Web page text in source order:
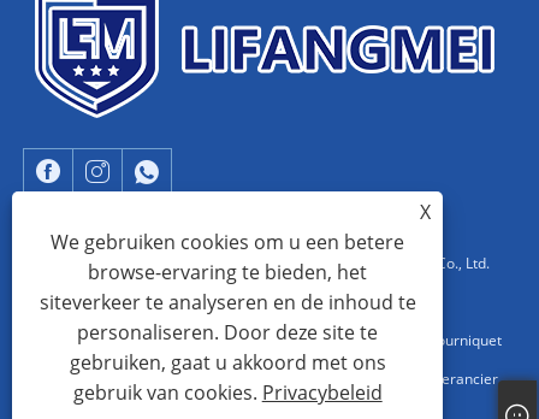
Copyright © 2023 Dongguan Lifangmei Electronic Technology Co., Ltd.
Alle rechten voorbehouden.
China EAS-systeemfabrikant, EAS AM-systeem, draaibarrièretourniquet
fabriek, EAS aluminium AM-systeem, China EAS RF-systeemleverancier
X
We gebruiken cookies om u een betere
browse-ervaring te bieden, het
siteverkeer te analyseren en de inhoud te
personaliseren. Door deze site te
gebruiken, gaat u akkoord met ons
gebruik van cookies. Privacybeleid